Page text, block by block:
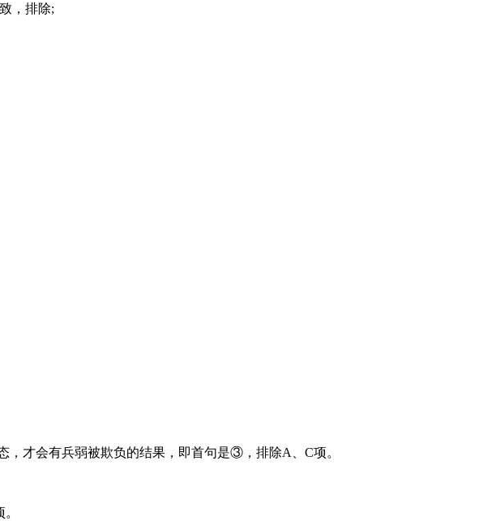
，排除;
才会有兵弱被欺负的结果，即首句是③，排除A、C项。